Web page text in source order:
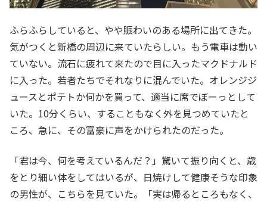
ふらふらしていると、やや賑わいのある場所に出てきた。
気がつくと新橋の周辺に来ていたらしい。もう電車は動い
ていない。流石に疲れて来たので目に入ったマクドナルド
に入った。若者たちでそれなりに混んでいた。オレンジジ
ュースとポテトか何かを買って、適当に席でぼーっとして
いた。10分くらい、することもなく外を見つめていたと
ころ、急に、その富豪に声をかけられたのだった。
「君は今、何を考えているんだ？」驚いて振り向くと、歳
をとり細い体をしてはいるが、日焼けして健康そうな印象
の男性が、こちらを見ていた。「実は帰るところもなく、